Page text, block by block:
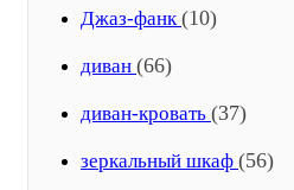
Джаз-фанк(10)
диван (66)
диван-кровать (37)
зеркальный шкаф (56)